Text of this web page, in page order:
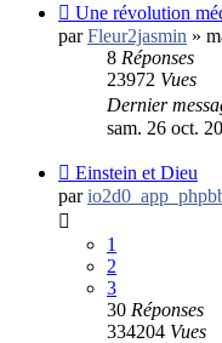
Une révolution
parFleur2jasmin »
8 Réponses
23972 Vues
Dernier
sam. 26 oct.
Einstein et Dieu
par
1
2
3
30 Réponses
334204 Vues